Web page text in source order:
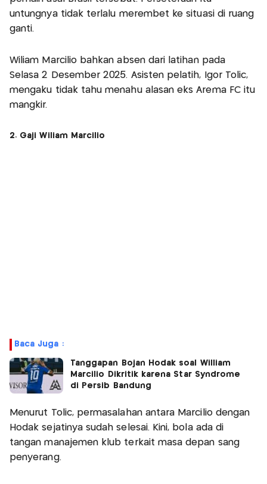
untungnya tidak terlalu merembet ke situasi di ruang
ganti.
Wiliam Marcilio bahkan absen dari latihan pada
Selasa 2 Desember 2025. Asisten pelatih, Igor Tolic,
mengaku tidak tahu menahu alasan eks Arema FC itu
mangkir.
2. Gaji Wiliam Marcilio
Baca Juga :
Tanggapan Bojan Hodak soal William
Marcilio Dikritik karena Star Syndrome
di Persib Bandung
Menurut Tolic, permasalahan antara Marcilio dengan
Hodak sejatinya sudah selesai. Kini, bola ada di
tangan manajemen klub terkait masa depan sang
penyerang.